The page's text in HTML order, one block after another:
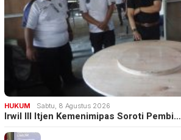
HUKUM Sabtu, 8 Agustus 2026
Irwil III Itjen Kemenimipas Soroti Pembi…